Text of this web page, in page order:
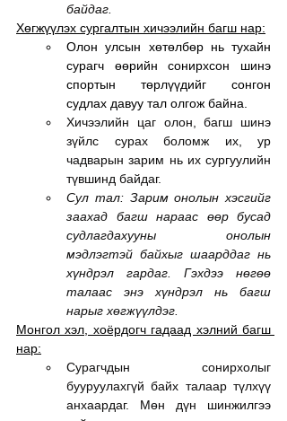
байдаг.
Хөгжүүлэх сургалтын хичээлийн багш нар:
Олон улсын хөтөлбөр нь тухайн
сурагч өөрийн сонирхсон шинэ
спортын төрлүүдийг сонгон
судлах давуу тал олгож байна.
Хичээлийн цаг олон, багш шинэ
зүйлс сурах боломж их, ур
чадварын зарим нь их сургуулийн
түвшинд байдаг.
Сул тал: Зарим онолын хэсгийг
заахад багш нараас өөр бусад
судлагдахууны онолын
мэдлэгтэй байхыг шаарддаг нь
хүндрэл гардаг. Гэхдээ нөгөө
талаас энэ хүндрэл нь багш
нарыг хөгжүүлдэг.
Монгол хэл, хоёрдогч гадаад хэлний багш
нар:
Сурагчдын сонирхолыг
бууруулахгүй байх талаар түлхүү
анхаардаг. Мөн дүн шинжилгээ